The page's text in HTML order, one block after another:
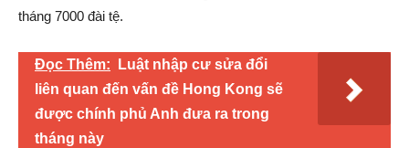
tháng 7000 đài tệ.
Đọc Thêm:
Luật nhập cư sửa đổi
liên quan đến vấn đề Hong Kong sẽ
được chính phủ Anh đưa ra trong
tháng này